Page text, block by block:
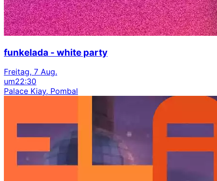
funkelada - white party
Freitag, 7 Aug.
um22:30
Palace Kiay, Pombal